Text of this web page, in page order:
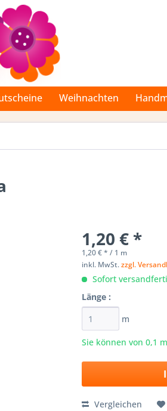
Weihnachten
1,20 € *
1,20 € * / 1 m
inkl. MwSt.zzgl.
Sofort
Länge :
m
Sie können von 0,1
Vergleichen